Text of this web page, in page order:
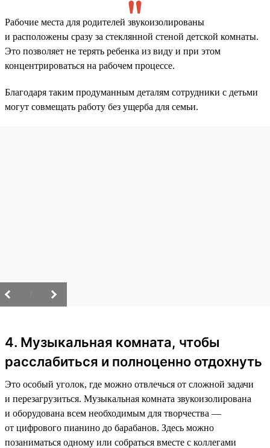
Рабочие места для родителей звукоизолированы
и расположены сразу за стеклянной стеной детской комнаты.
Это позволяет не терять ребенка из виду и при этом
концентрироваться на рабочем процессе.
Благодаря таким продуманным деталям сотрудники с детьми
могут совмещать работу без ущерба для семьи.
4. Музыкальная комната, чтобы
расслабиться и полноценно отдохнуть
Это особый уголок, где можно отвлечься от сложной задачи
и перезагрузиться. Музыкальная комната звукоизолирована
и оборудована всем необходимым для творчества —
от цифрового пианино до барабанов. Здесь можно
позаниматься одному или собраться вместе с коллегами